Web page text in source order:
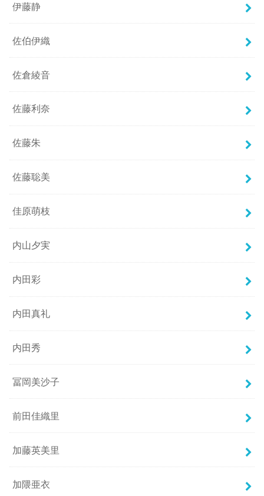
伊藤静
佐伯伊織
佐倉綾音
佐藤利奈
佐藤朱
佐藤聡美
佳原萌枝
内山夕実
内田彩
内田真礼
内田秀
冨岡美沙子
前田佳織里
加藤英美里
加隈亜衣